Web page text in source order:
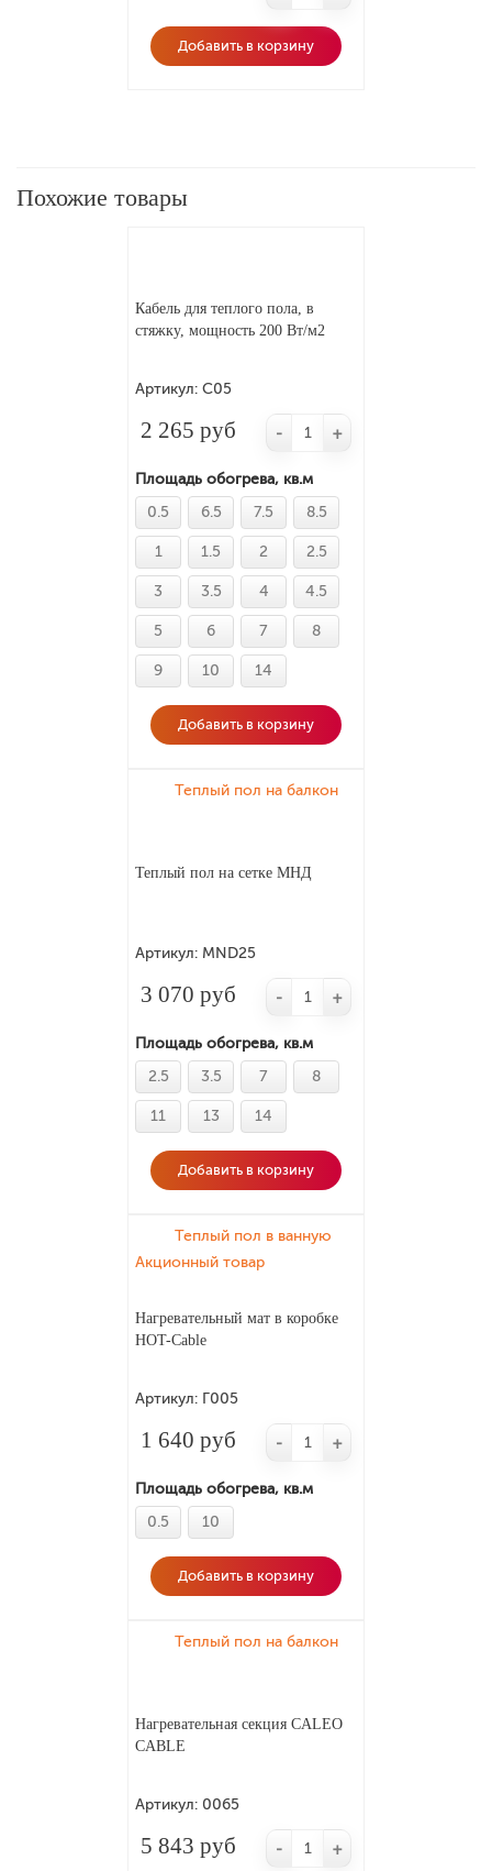
Добавить в корзину
Похожие товары
Кабель для теплого пола, в
стяжку, мощность 200 Вт/м2
Артикул: С05
2 265 руб
Площадь обогрева, кв.м
0.5
6.5 7.5 8.5
1 1.5 2 2.5
3 3.5 4 4.5
5 6 7 8
9 10 14
- +
Добавить в корзину
Теплый пол на балкон
Теплый пол на сетке МНД
Артикул: MND25
3 070 руб
Площадь обогрева, кв.м
2.5
3.5 7 8
11 13 14
- +
Добавить в корзину
Теплый пол в ванную
Акционный товар
Нагревательный мат в коробке
HOT-Cable
Артикул: Г005
1 640 руб
Площадь обогрева, кв.м
0.5
10
- +
Добавить в корзину
Теплый пол на балкон
Нагревательная секция CALEO
CABLE
Артикул: 0065
5 843 руб - +